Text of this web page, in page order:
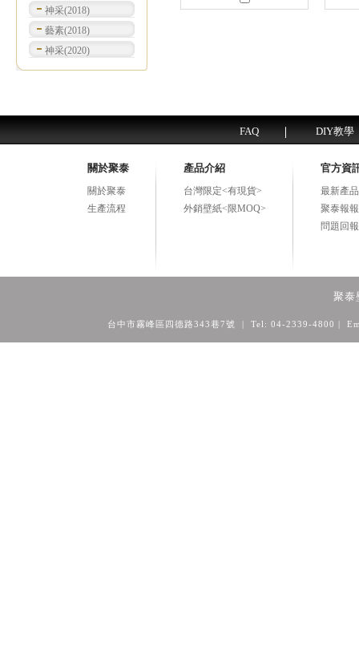
神采(2018)
藝素(2018)
神采(2020)
FAQ DIY教學
關於聚泰
關於聚泰
生產流程
產品介紹
台灣限定<有現貨>
外銷壁紙<限MOQ>
官方資
最新產
聚泰報報
問題回報
聚泰
台中市霧峰區四德路343巷7號 | Tel: 04-2339-4800 |